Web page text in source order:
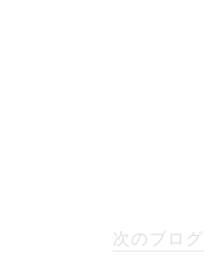
次のブログ